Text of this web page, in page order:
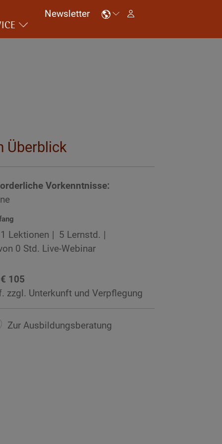
Newsletter
Überblick
Vorkenntnisse:
1 Lektionen
5 Lernstd.
0 Std. Live-Webinar
105
zzgl. Unterkunft und Verpflegung
Zur Ausbildungsberatung